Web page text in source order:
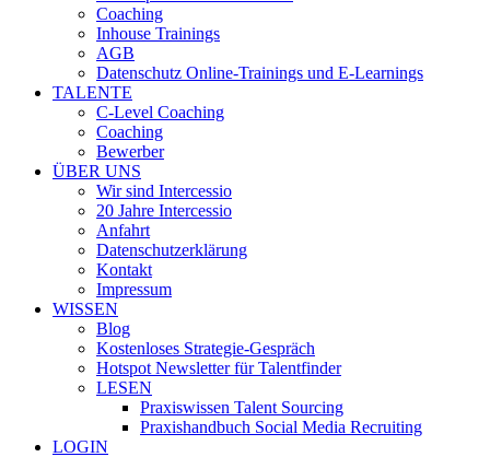
Coaching
Inhouse Trainings
AGB
Datenschutz Online-Trainings und E-Learnings
TALENTE
C-Level Coaching
Coaching
Bewerber
ÜBER UNS
Wir sind Intercessio
20 Jahre Intercessio
Anfahrt
Datenschutzerklärung
Kontakt
Impressum
WISSEN
Blog
Kostenloses Strategie-Gespräch
Hotspot Newsletter für Talentfinder
LESEN
Praxiswissen Talent Sourcing
Praxishandbuch Social Media Recruiting
LOGIN